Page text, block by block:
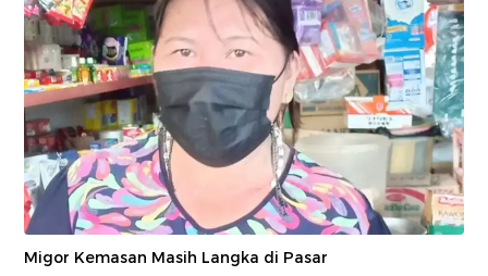
Migor Kemasan Masih Langka di Pasar